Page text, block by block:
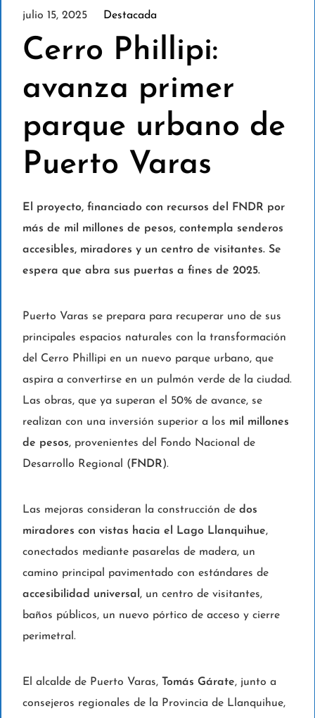
julio 15, 2025 Destacada
Cerro Phillipi:
avanza primer
parque urbano de
Puerto Varas
El proyecto, financiado con recursos del FNDR por
más de mil millones de pesos, contempla senderos
accesibles, miradores y un centro de visitantes. Se
espera que abra sus puertas a fines de 2025.
Puerto Varas se prepara para recuperar uno de sus
principales espacios naturales con la transformación
del Cerro Phillipi en un nuevo parque urbano, que
aspira a convertirse en un pulmón verde de la ciudad.
Las obras, que ya superan el 50% de avance, se
realizan con una inversión superior a los mil millones
de pesos, provenientes del Fondo Nacional de
Desarrollo Regional (FNDR).
Las mejoras consideran la construcción de dos
miradores con vistas hacia el Lago Llanquihue,
conectados mediante pasarelas de madera, un
camino principal pavimentado con estándares de
accesibilidad universal, un centro de visitantes,
baños públicos, un nuevo pórtico de acceso y cierre
perimetral.
El alcalde de Puerto Varas, Tomás Gárate, junto a
consejeros regionales de la Provincia de Llanquihue,